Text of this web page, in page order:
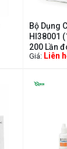
Bộ Dụng
HI38001
200 Lần
Giá: Liên